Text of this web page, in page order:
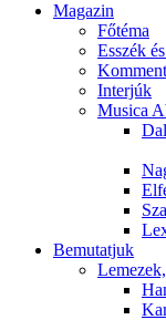
Magazin
Főtéma
Esszék
Interjúk
Musica
Bemutatjuk